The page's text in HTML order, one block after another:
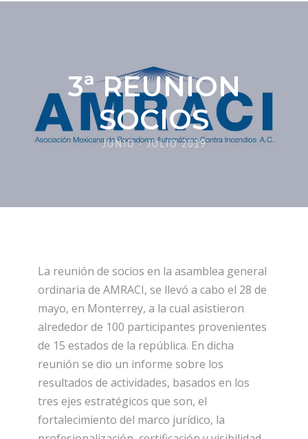
3ª REUNION
SOCIOS
JUNIO - JULIO 2019
La reunión de socios en la asamblea general
ordinaria de AMRACI, se llevó a cabo el 28 de
mayo, en Monterrey, a la cual asistieron
alrededor de 100 participantes provenientes
de 15 estados de la república. En dicha
reunión se dio un informe sobre los
resultados de actividades, basados en los
tres ejes estratégicos que son, el
fortalecimiento del marco jurídico, la